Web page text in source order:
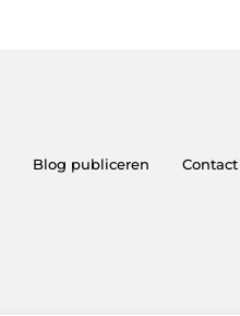
Blog publiceren
Contact